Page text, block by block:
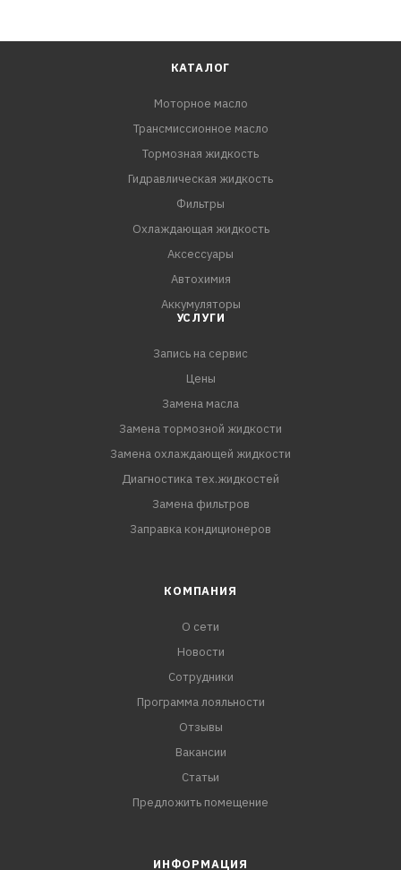
КАТАЛОГ
Моторное масло
Трансмиссионное масло
Тормозная жидкость
Гидравлическая жидкость
Фильтры
Охлаждающая жидкость
Аксессуары
Автохимия
Аккумуляторы
УСЛУГИ
Запись на сервис
Цены
Замена масла
Замена тормозной жидкости
Замена охлаждающей жидкости
Диагностика тех.жидкостей
Замена фильтров
Заправка кондиционеров
КОМПАНИЯ
О сети
Новости
Сотрудники
Программа лояльности
Отзывы
Вакансии
Статьи
Предложить помещение
ИНФОРМАЦИЯ